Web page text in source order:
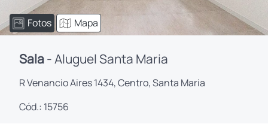
Fotos Mapa
Sala- Aluguel Santa Maria
R Venancio Aires 1434, Centro, Santa Maria
Cód.: 15756